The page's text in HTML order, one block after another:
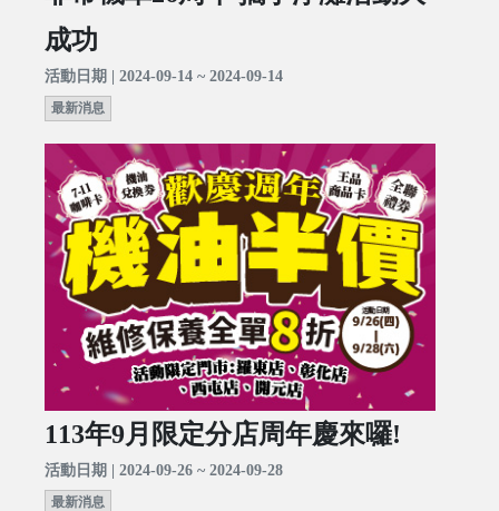
成功
活動日期 | 2024-09-14 ~ 2024-09-14
最新消息
113年9月限定分店周年慶來囉!
活動日期 | 2024-09-26 ~ 2024-09-28
最新消息